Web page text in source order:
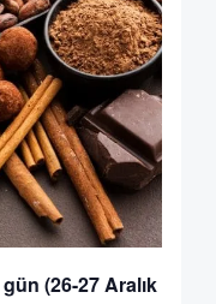
(26-27 Aralık